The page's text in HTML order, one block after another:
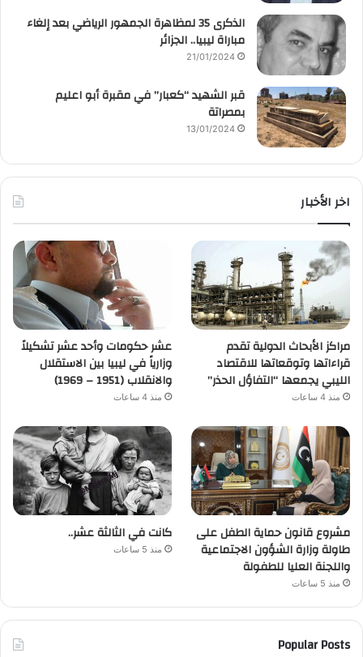
الذكرى 35 لمظاهرة الجمهور الرياضي بعد إلغاء
مباراة ليبيا.. الجزائر
21/01/2024
قبر الشهيد “كعبار” في مقبرة أبو اعليم
بمصراتة
13/01/2024
اخر الأخبار
مراكز الأبحاث الدولية تقدم
قراءاتها وتوقعاتها للاقتصاد
الليبي يجمعها “التفاؤل الحذر”
منذ 4 ساعات
عشر حكومات وأحد عشر تشكيلاً
وزارياً في ليبيا بين الاستقلال
والانقلاب (1951 – 1969)
منذ 4 ساعات
مشروع قانون حماية الطفل على
طاولة وزارة الشؤون الاجتماعية
واللجنة العليا للطفولة
منذ 5 ساعات
كانت في الثالثة عشر..
منذ 5 ساعات
Popular Posts